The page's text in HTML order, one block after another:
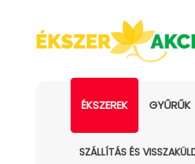
ÉKSZEREK GYŰRŰK
SZÁLLÍTÁS ÉS